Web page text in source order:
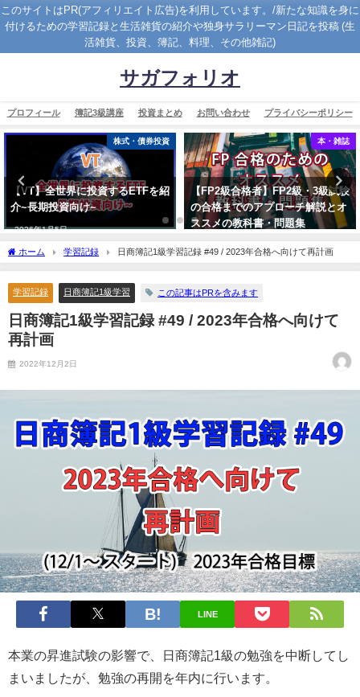
このサイトはPR(アフィリエイト広告)を利用しています。/新たな知識を身に
付けるための学習記録と生活雑貨の紹介や独身サラリーマン日記を投稿 (生
活雑貨、投資、簿記、料理、その他雑記)
サガフォリオ
プロフィール 簿記3級講座 投資まとめ お問い合わせ プライバシーポリシー
株式・債券投資
【VT】全世界に投資するETFを紹
介~長期投資向け~
2026年1月5日
本・雑誌
【FP2級合格者】FP2級・3級試験
の合格までのアプローチ解説とオ
ススメの教科書・問題集
ホーム 学習記録 日商簿記1級学習記録 #49 / 2023年合格へ向けて再計画
学習記録 日商簿記1級学習 この記事はPRを含みます
日商簿記1級学習記録 #49 / 2023年合格へ向けて
再計画
2022年12月2日
LINE
本業の昇進試験の影響で、日商簿記1級の勉強を中断してし
まいましたが、勉強の再開を年内に行います。